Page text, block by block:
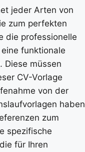
jeder Arten von
zum perfekten
die professionelle
funktionale
Diese müssen
CV-Vorlage
von der
haben
zum
spezifische
für Ihren